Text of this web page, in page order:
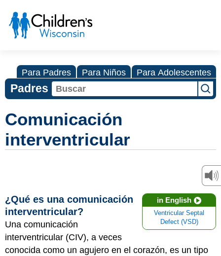
Para Padres Para Niños Para Adolescentes
Padres
Comunicación
interventricular
in English
Ventricular Septal
Defect (VSD)
¿Qué es una comunicación
interventricular?
Una comunicación
interventricular (CIV), a veces
conocida como un agujero en el corazón, es un tipo